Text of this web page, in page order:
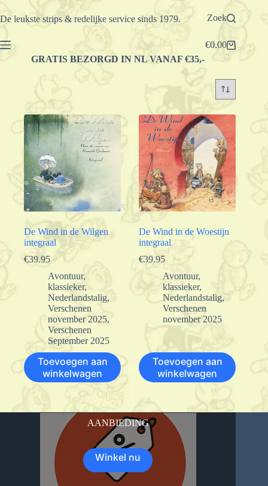
Ga
naar
De leukste strips & redelijke service sinds 1979. Zoek
Winkelwagen
€0.00
GRATIS BEZORGD IN NL VANAF €35,-
De Wind in de Wilgen
integraal
€39.95
Avontuur,
klassieker,
Nederlandstalig,
Verschenen
november 2025,
Verschenen
September 2025
Toevoegen aan
winkelwagen
De Wind in de Woestijn
integraal
€39.95
Avontuur,
klassieker,
Nederlandstalig,
Verschenen
november 2025
Toevoegen aan
winkelwagen
AANBIEDING
Winkel nu